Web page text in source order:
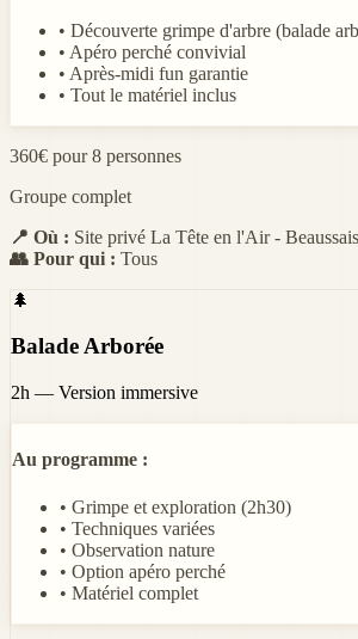
• Découverte grimpe d'arbre (balade
• Apéro perché convivial
• Après-midi fun garantie
• Tout le matériel inclus
360€ pour 8 personnes
Groupe complet
📍 Où : Site privé La Tête en l'Air -
👥 Pour qui : Tous
🌲
Balade Arborée
2h — Version immersive
Au programme :
• Grimpe et exploration (2h30)
• Techniques variées
• Observation nature
• Option apéro perché
• Matériel complet